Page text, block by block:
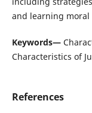
and learning moral
Keywords—
Characteristics of
References